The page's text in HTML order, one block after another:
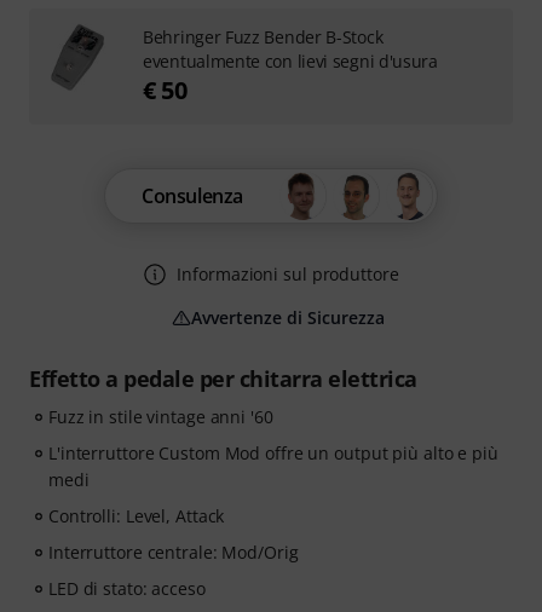
Effetto a pedale per chitarra elettrica
Fuzz in stile vintage anni '60
L'interruttore Custom Mod offre un output più alto e più
medi
Controlli: Level, Attack
Interruttore centrale: Mod/Orig
LED di stato: acceso
Consulenza
Informazioni sul produttore
Avvertenze di Sicurezza
Behringer Fuzz Bender B-Stock
eventualmente con lievi segni d'usura
€ 50